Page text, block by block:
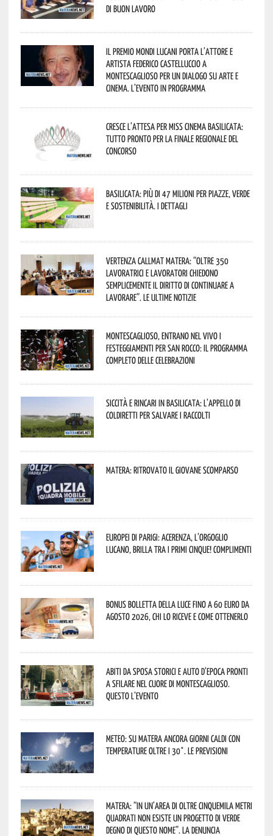
di buon lavoro
Il Premio Mondi Lucani porta l’attore e
artista Federico Castelluccio a
Montescaglioso per un dialogo su arte e
cinema. L’evento in programma
Cresce l’attesa per Miss Cinema Basilicata:
tutto pronto per la finale regionale del
concorso
Basilicata: più di 47 milioni per piazze, verde
e sostenibilità. I dettagli
Vertenza CallMat Matera: “Oltre 350
lavoratrici e lavoratori chiedono
semplicemente il diritto di continuare a
lavorare”. Le ultime notizie
Montescaglioso, entrano nel vivo i
festeggiamenti per San Rocco: il programma
completo delle celebrazioni
Siccità e rincari in Basilicata: l’appello di
Coldiretti per salvare i raccolti
Matera: ritrovato il giovane scomparso
Europei di Parigi: Acerenza, l’orgoglio
lucano, brilla tra i primi cinque! Complimenti
Bonus bolletta della luce fino a 60 euro da
agosto 2026, chi lo riceve e come ottenerlo
Abiti da sposa storici e auto d’epoca pronti
a sfilare nel cuore di Montescaglioso.
Questo l’evento
Meteo: su Matera ancora giorni caldi con
temperature oltre i 30°. Le previsioni
Matera: “In un’area di oltre cinquemila metri
quadrati non esiste un progetto di verde
degno di questo nome”. La denuncia